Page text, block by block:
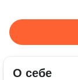
О себе